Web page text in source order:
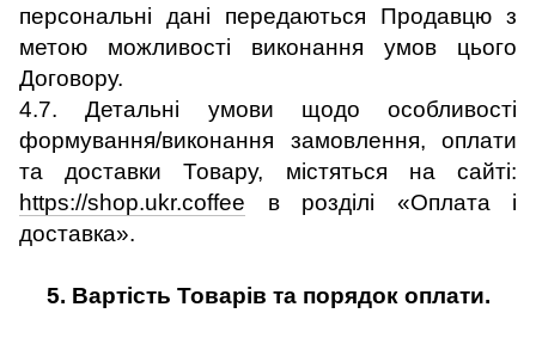
персональні дані передаються Продавцю з
метою можливості виконання умов цього
Договору.
4.7. Детальні умови щодо особливості
формування/виконання замовлення, оплати
та доставки Товару, містяться на сайті:
https://shop.ukr.coffee в розділі «Оплата і
доставка».
5. Вартість Товарів та порядок оплати.